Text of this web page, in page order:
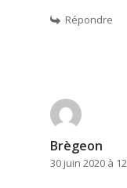
Répondre
Brègeon
30 juin 2020 à